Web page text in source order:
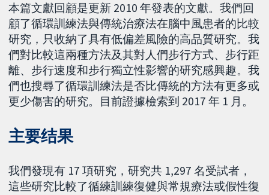
本篇文獻回顧是更新 2010 年發表的文獻。我們回
顧了循環訓練法與傳統治療法在腦中風患者的比較
研究，只收納了具有低偏差風險的高品質研究。我
們對比較這兩種方法及其對人們步行方式、步行距
離、步行速度和步行獨立性影響的研究感興趣。我
們也搜尋了循環訓練法是否比傳統的方法有更多或
更少傷害的研究。目前證據檢索到 2017 年 1 月。
主要结果
我們發現有 17 項研究，研究共 1,297 名受試者，
這些研究比較了循練訓練復健與常規療法或假性復